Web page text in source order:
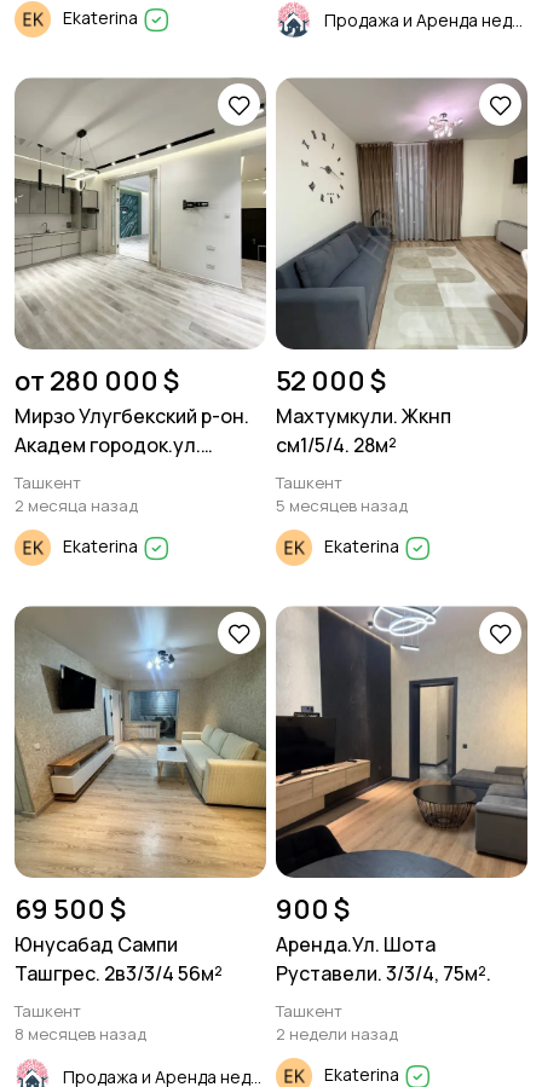
Ekaterina
от 280 000 $
Мирзо Улугбекский р-он.
Академ городок.ул.
Магрур
Ташкент
2 месяца назад
Ekaterina
52 000 $
Махтумкули. Жкнп
см1/5/4. 28м²
Ташкент
5 месяцев назад
Ekaterina
69 500 $
Юнусабад Сампи
Ташгрес. 2в3/3/4 56м²
Ташкент
8 месяцев назад
900 $
Аренда.Ул. Шота
Руставели. 3/3/4, 75м².
Ташкент
2 недели назад
Ekaterina